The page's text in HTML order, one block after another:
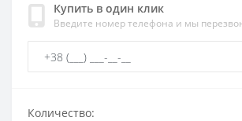
Купить в один клик
Введите номер телефона и мы
Количество: